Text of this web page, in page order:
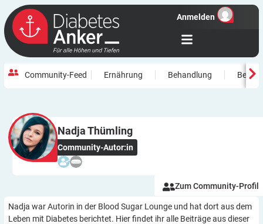
Anmelden
Community-Feed Ernährung Behandlung
Nadja Thümling
Community-Autor:in
Zum Community-Profil
Nadja war Autorin in der Blood Sugar Lounge und hat dort aus dem
Leben mit Diabetes berichtet. Hier findet ihr alle Beiträge aus dieser